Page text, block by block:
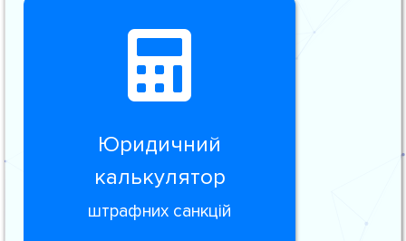
Юридичний
калькулятор
штрафних санкцій